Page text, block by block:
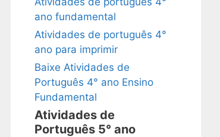
ano fundamental
Atividades de português 4°
ano para imprimir
Baixe Atividades de
Português 4° ano Ensino
Fundamental
Atividades de
Português 5° ano